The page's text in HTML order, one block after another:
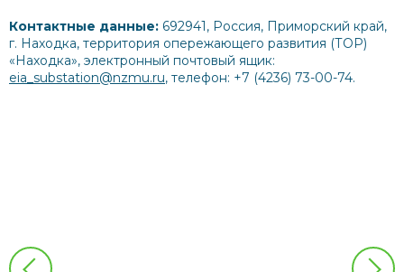
Контактные данные: 692941, Россия, Приморский край,
г. Находка, территория опережающего развития (ТОР)
«Находка», электронный почтовый ящик:
eia_substation@nzmu.ru, телефон: +7 (4236) 73-00-74.